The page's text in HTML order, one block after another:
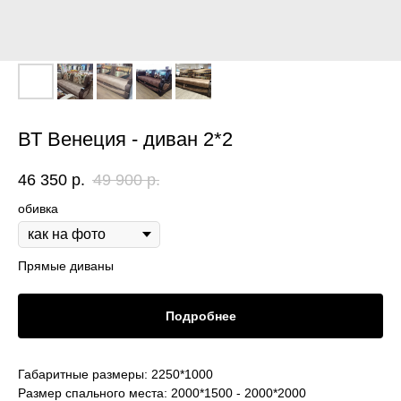
ВТ Венеция - диван 2*2
46 350 р. 49 900 р.
обивка
Прямые диваны
Подробнее
Габаритные размеры: 2250*1000
Размер спального места: 2000*1500 - 2000*2000